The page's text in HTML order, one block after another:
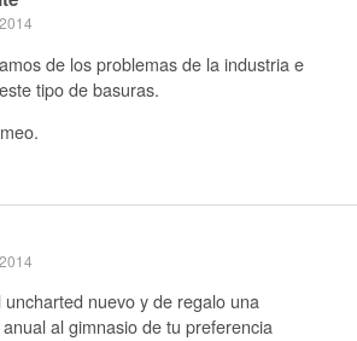
de los problemas de la industria e
tipo de basuras.
nuevo y de regalo una
al gimnasio de tu preferencia